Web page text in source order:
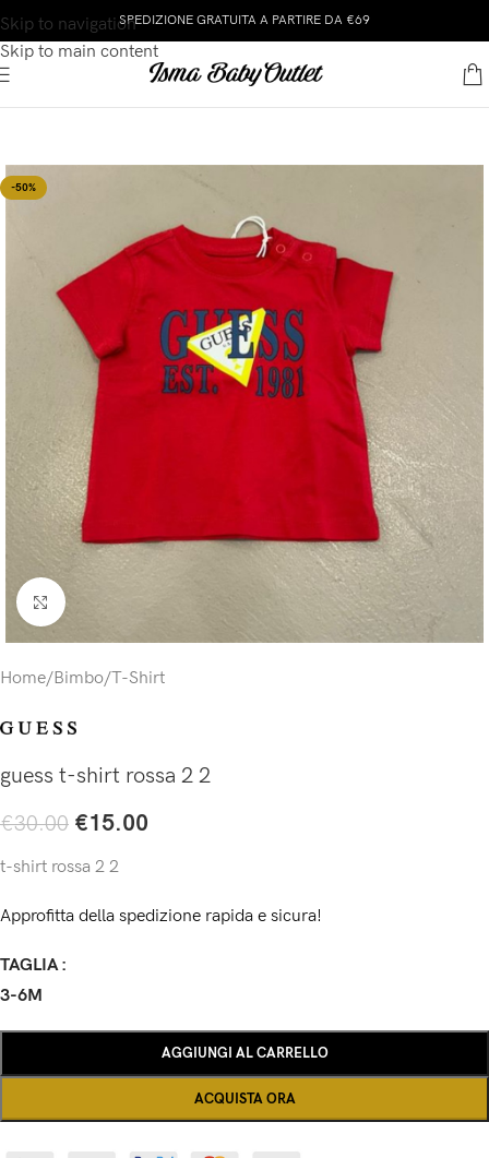
Skip to navigation
Skip to main content
SPEDIZIONE GRATUITA A PARTIRE DA €69
-50%
Click to enlarge
Home/Bimbo/T-Shirt
guess t-shirt rossa 2 2
€30.00 €15.00
t-shirt rossa 2 2
Approfitta della spedizione rapida e sicura!
TAGLIA
3-6M
AGGIUNGI AL CARRELLO
ACQUISTA ORA